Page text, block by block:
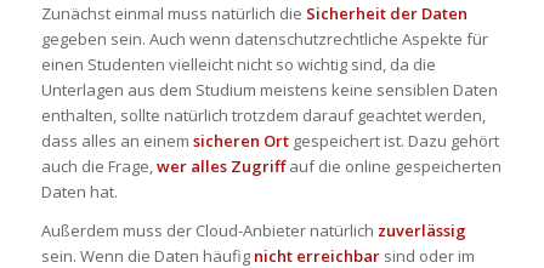
Zunächst einmal muss natürlich die Sicherheit der Daten
gegeben sein. Auch wenn datenschutzrechtliche Aspekte für
einen Studenten vielleicht nicht so wichtig sind, da die
Unterlagen aus dem Studium meistens keine sensiblen Daten
enthalten, sollte natürlich trotzdem darauf geachtet werden,
dass alles an einem sicheren Ortgespeichert ist. Dazu gehört
auch die Frage,wer alles Zugriffauf die online gespeicherten
Daten hat.
Außerdem muss der Cloud-Anbieter natürlich zuverlässig
sein. Wenn die Daten häufig nicht erreichbarsind oder im